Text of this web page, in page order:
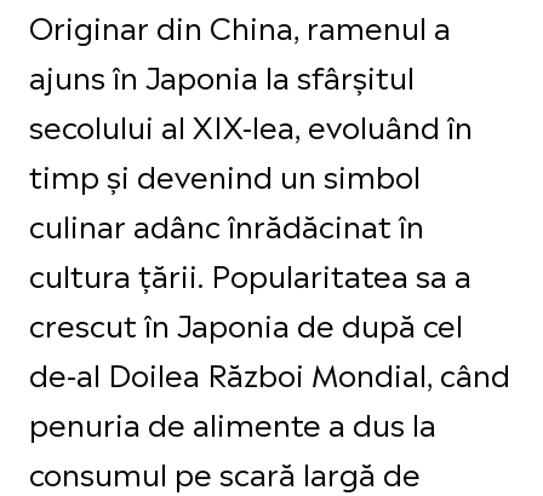
Originar din China, ramenul a
ajuns în Japonia la sfârșitul
secolului al XIX-lea, evoluând în
timp și devenind un simbol
culinar adânc înrădăcinat în
cultura țării. Popularitatea sa a
crescut în Japonia de după cel
de-al Doilea Război Mondial, când
penuria de alimente a dus la
consumul pe scară largă de